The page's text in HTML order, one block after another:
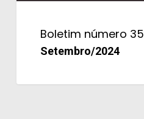
Boletim número 35
Setembro/2024